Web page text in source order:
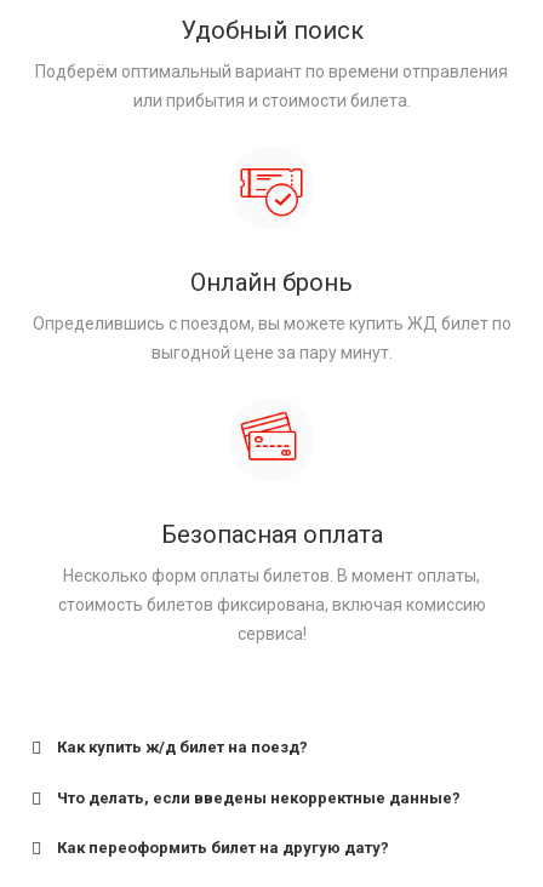
Удобный поиск
Подберём оптимальный вариант по времени отправления
или прибытия и стоимости билета.
Онлайн бронь
Определившись с поездом, вы можете купить ЖД билет по
выгодной цене за пару минут.
Безопасная оплата
Несколько форм оплаты билетов. В момент оплаты,
стоимость билетов фиксирована, включая комиссию
сервиса!
Как купить ж/д билет на поезд?
Что делать, если введены некорректные данные?
Как переоформить билет на другую дату?